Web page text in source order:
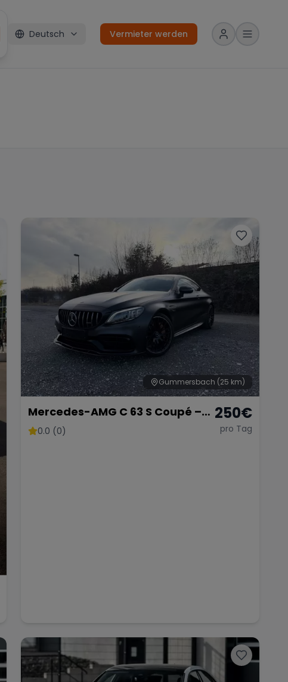
Deutsch Vermieter werden
Gummersbach (25 km)
Mercedes-AMG C 63 S Coupé –
510 PS V8 Biturbo
0.0 (0)
250€
pro Tag